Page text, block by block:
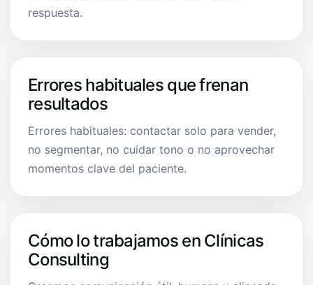
respuesta.
Errores habituales que frenan
resultados
Errores habituales: contactar solo para vender,
no segmentar, no cuidar tono o no aprovechar
momentos clave del paciente.
Cómo lo trabajamos en Clínicas
Consulting